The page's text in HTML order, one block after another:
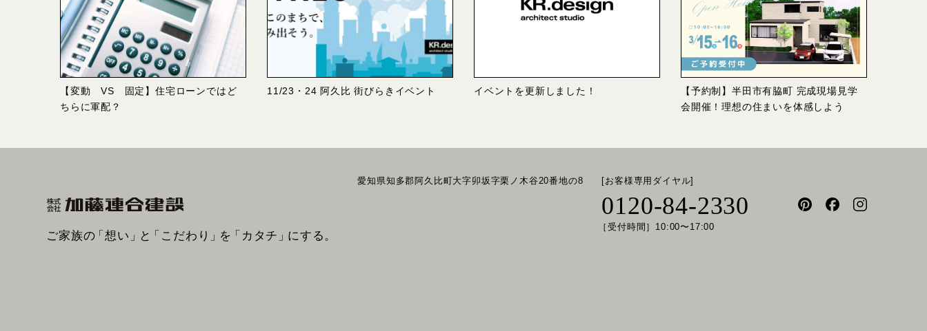
【変動 VS 固定】住宅ローンではど
ちらに軍配？
11/23・24 阿久比 街びらきイベント イベントを更新しました！
【予約制】半田市有脇町 完成現場見学
会開催！理想の住まいを体感しよう
愛知県知多郡阿久比町大字卯坂字栗ノ木谷20番地の8 [お客様専用ダイヤル]
0120-84-2330
［受付時間］10:00〜17:00
ご家族の「想い」と「こだわり」を「カタチ」にする。